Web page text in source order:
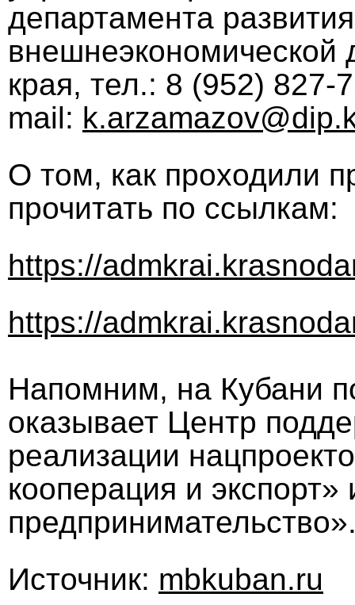
департамента
внешнеэкономической
края, тел.: 8 (952) 827-
mail:
О том, как проходили
прочитать по ссылкам:
https://
https://
Напомним, на Кубани
оказывает Центр
реализации
кооперация и
Источник: mbkuban.ru